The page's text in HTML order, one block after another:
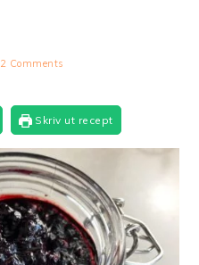
2 Comments
Skriv ut recept